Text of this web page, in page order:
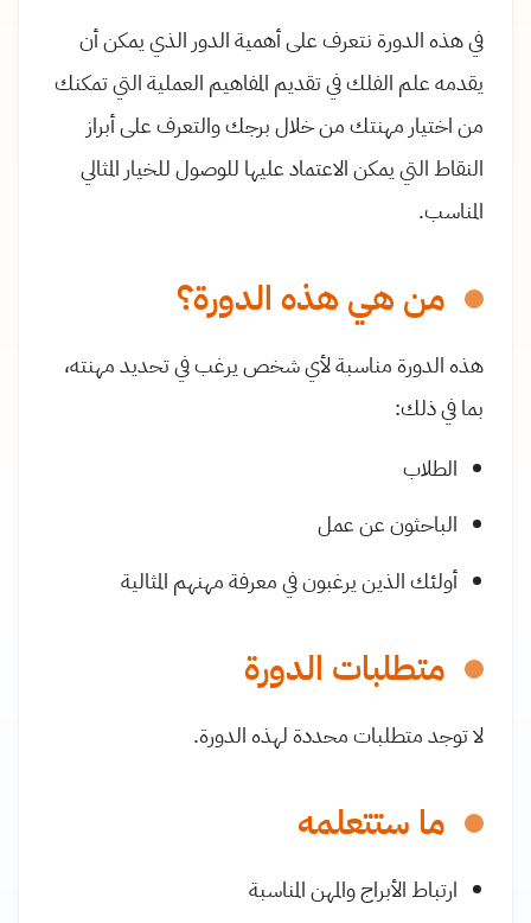
في هذه الدورة نتعرف على أهمية الدور الذي يمكن أن
يقدمه علم الفلك في تقديم المفاهيم العملية التي تمكنك
من اختيار مهنتك من خلال برجك والتعرف على أبراز
النقاط التي يمكن الاعتماد عليها للوصول للخيار المثالي
المناسب.
من هي هذه الدورة؟
هذه الدورة مناسبة لأي شخص يرغب في تحديد مهنته،
بما في ذلك:
الطلاب
الباحثون عن عمل
أولئك الذين يرغبون في معرفة مهنهم المثالية
متطلبات الدورة
لا توجد متطلبات محددة لهذه الدورة.
ما ستتعلمه
ارتباط الأبراج والمهن المناسبة